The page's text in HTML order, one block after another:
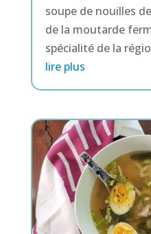
soupe de nouilles
de la moutarde
spécialité de la
lire plus